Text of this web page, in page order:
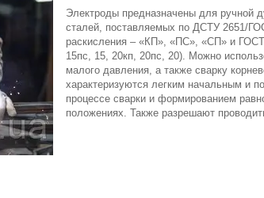
Электроды предназначены для ручной
сталей, поставляемых по ДСТУ 2651/
раскисления – «КП», «ПС», «СП» и ГОСТ
15пс, 15, 20кп, 20пс, 20). Можно
малого давления, а также сварку
характеризуются легким начальным и
процессе сварки и формированием
положениях. Также разрешают